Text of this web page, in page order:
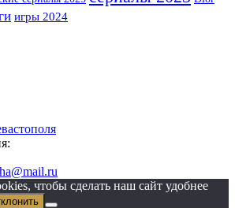
игры 2024
чтобы сделать наш сайт удобнее